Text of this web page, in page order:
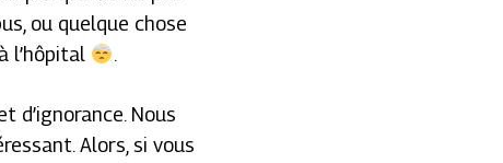
ou quelque chose
l’hôpital
.
d’ignorance. Nous
Alors, si vous